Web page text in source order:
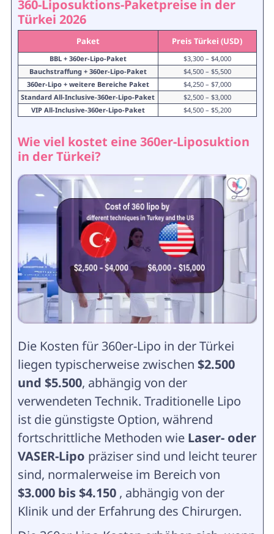
360-Liposuktions-Paketpreise in der
Türkei 2026
Paket Preis Türkei (USD)
BBL + 360er-Lipo-Paket
$3,300 – $4,000
Bauchstraffung + 360er-Lipo-Paket
$4,500 – $5,500
360er-Lipo + weitere Bereiche Paket
$4,250 – $7,000
Standard All-Inclusive-360er-Lipo-Paket
$2,500 – $3,000
VIP All-Inclusive-360er-Lipo-Paket
$4,500 – $5,200
Wie viel kostet eine 360er-Liposuktion
in der Türkei?
Die Kosten für 360er-Lipo in der Türkei
liegen typischerweise zwischen $2.500
und $5.500, abhängig von der
verwendeten Technik. Traditionelle Lipo
ist die günstigste Option, während
fortschrittliche Methoden wie Laser- oder
VASER-Lipo präziser sind und leicht teurer
sind, normalerweise im Bereich von
$3.000 bis $4.150, abhängig von der
Klinik und der Erfahrung des Chirurgen.